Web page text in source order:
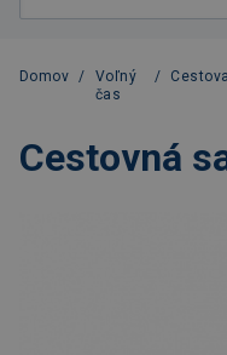
Domov /
Voľný
čas
/
Cestovná